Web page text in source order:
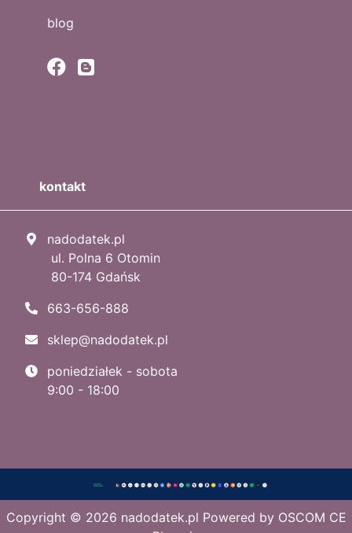
blog
kontakt
nadodatek.pl
ul. Polna 6 Otomin
80-174 Gdańsk
663-656-888
sklep@nadodatek.pl
poniedziałek - sobota
9:00 - 18:00
Copyright © 2026 nadodatek.pl Powered by OSCOM CE